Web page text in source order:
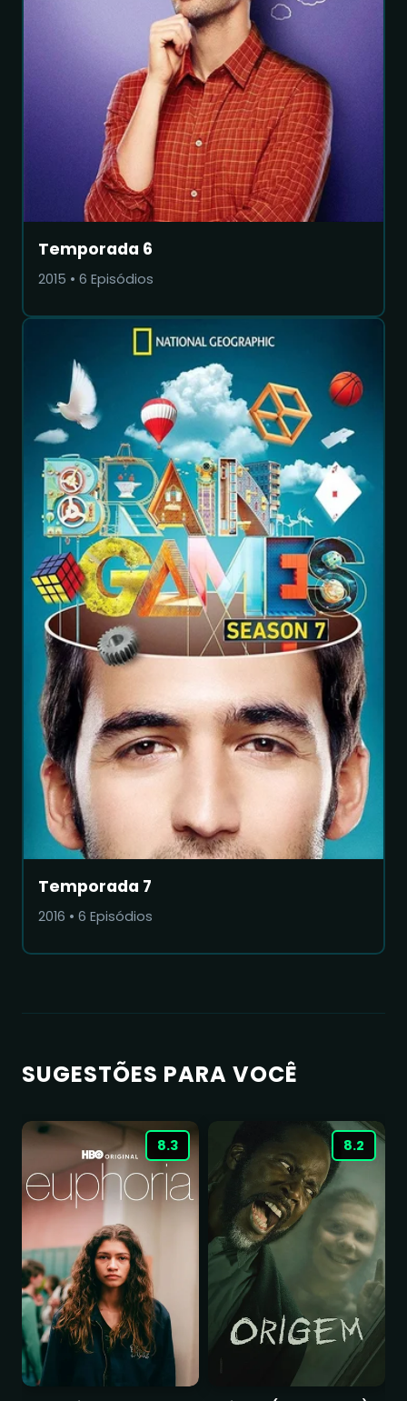
Temporada 6
2015 • 6 Episódios
Temporada 7
2016 • 6 Episódios
SUGESTÕES PARA VOCÊ
8.3 8.2